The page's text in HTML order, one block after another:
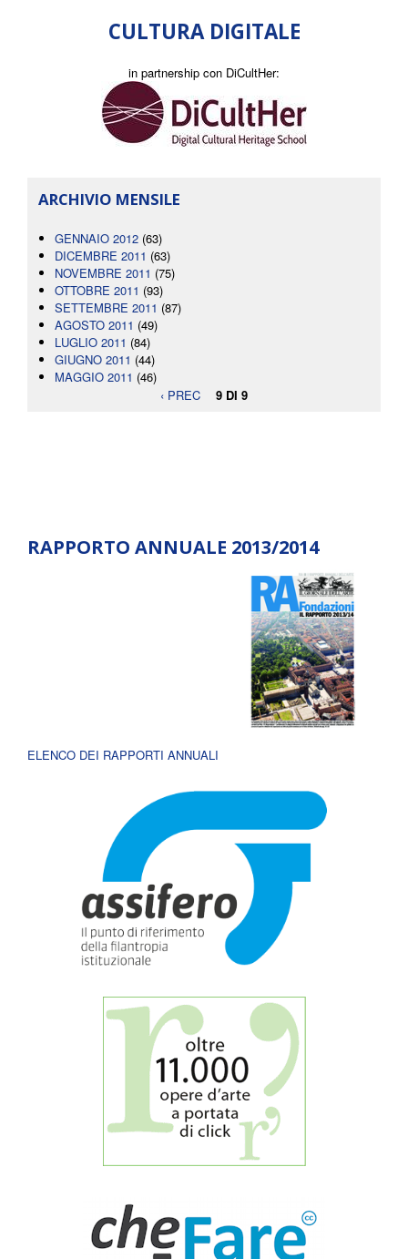
CULTURA DIGITALE
in partnership con DiCultHer:
ARCHIVIO MENSILE
GENNAIO 2012 (63)
DICEMBRE 2011 (63)
NOVEMBRE 2011 (75)
OTTOBRE 2011 (93)
SETTEMBRE 2011 (87)
AGOSTO 2011 (49)
LUGLIO 2011 (84)
GIUGNO 2011 (44)
MAGGIO 2011 (46)
‹ PREC
9 DI 9
RAPPORTO ANNUALE 2013/2014
ELENCO DEI RAPPORTI ANNUALI